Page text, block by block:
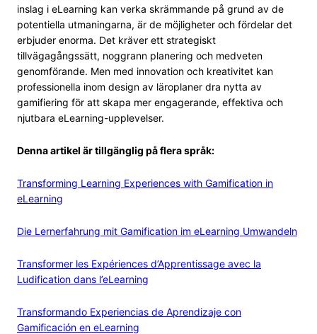
inslag i eLearning kan verka skrämmande på grund av de
potentiella utmaningarna, är de möjligheter och fördelar det
erbjuder enorma. Det kräver ett strategiskt
tillvägagångssätt, noggrann planering och medveten
genomförande. Men med innovation och kreativitet kan
professionella inom design av läroplaner dra nytta av
gamifiering för att skapa mer engagerande, effektiva och
njutbara eLearning-upplevelser.
Denna artikel är tillgänglig på flera språk:
Transforming Learning Experiences with Gamification in
eLearning
Die Lernerfahrung mit Gamification im eLearning Umwandeln
Transformer les Expériences d’Apprentissage avec la
Ludification dans l’eLearning
Transformando Experiencias de Aprendizaje con
Gamificación en eLearning